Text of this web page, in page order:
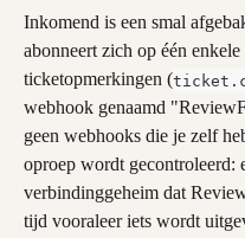
Inkomend is een smal
abonneert zich op één
ticketopmerkingen (
webhook genaamd
geen webhooks die je zelf
oproep wordt gecontroleerd:
verbindinggeheim dat
tijd vooraleer iets wordt